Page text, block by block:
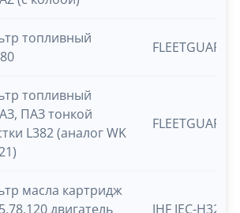
топливный
FLEETGUARD
топливный
ПАЗ тонкой
L382 (аналог WK
FLEETGUARD
масла картридж
двигатель
JHF JEC-H32